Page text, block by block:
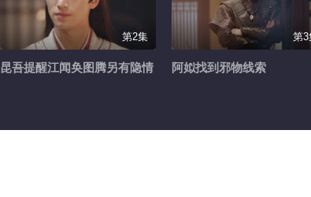
第2集
昆吾提醒江闻奂图腾另有隐情
第3
阿姒找到邪物线索